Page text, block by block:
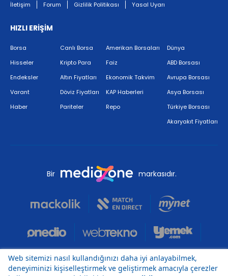
İletişim Forum Gizlilik Politikası Yasal Uyarı
HIZLI ERİŞİM
Borsa
Hisseler
Endeksler
Varant
Haber
Canlı Borsa
Kripto Para
Altın Fiyatları
Döviz Fiyatları
Pariteler
Amerikan Borsaları
Faiz
Ekonomik Takvim
KAP Haberleri
Repo
Dünya
ABD Borsası
Avrupa Borsası
Asya Borsası
Türkiye Borsası
Akaryakıt Fiyatları
Bir markasıdır.